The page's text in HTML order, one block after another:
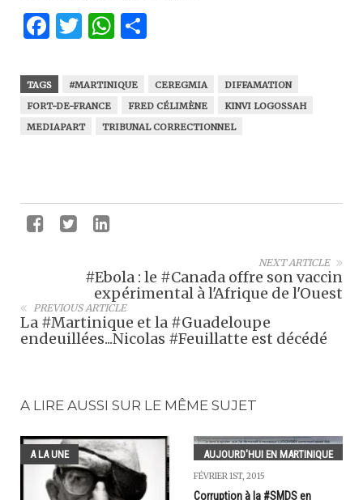
Facebook
Twitter
WhatsApp
TAGS #MARTINIQUE CEREGMIA
DIFFAMATION
FORT-DE-FRANCE
FRED CÉLIMÈNE
KINVI LOGOSSAH
MEDIAPART
TRIBUNAL CORRECTIONNEL
NEXT ARTICLE
#Ebola : le #Canada offre son vaccin
expérimental à l'Afrique de l'Ouest
PREVIOUS ARTICLE
La #Martinique et la #Guadeloupe
endeuillées...Nicolas #Feuillatte est décédé
A LIRE AUSSI SUR LE MÊME SUJET
A LA UNE AUJOURD'HUI EN MARTINIQUE
FÉVRIER 1ST, 2015
Corruption à la #SMDS en